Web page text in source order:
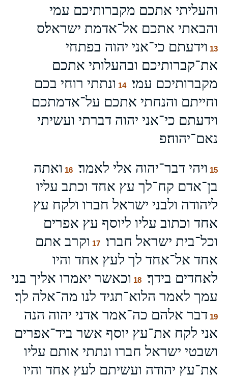
והעליתי אתכם מקברותיכם עמי
והבאתי אתכם אל־אדמת ישראל׃ס
13 וידעתם כי־אני יהוה בפתחי
את־קברותיכם ובהעלותי אתכם
מקברותיכם עמי׃
14 ונתתי רוחי בכם
וחייתם והנחתי אתכם על־אדמתכם
וידעתם כי־אני יהוה דברתי ועשיתי
נאם־יהוה׃פ
15 ויהי דבר־יהוה אלי לאמר׃ 16 ואתה
בן־אדם קח־לך עץ אחד וכתב עליו
ליהודה ולבני ישראל חברו ולקח עץ
אחד וכתוב עליו ליוסף עץ אפרים
וכל־בית ישראל חברו׃
17 וקרב אתם
אחד אל־אחד לך לעץ אחד והיו
לאחדים בידך׃
18 וכאשר יאמרו אליך בני
עמך לאמר הלוא־תגיד לנו מה־אלה לך׃
19 דבר אלהם כה־אמר אדני יהוה הנה
אני לקח את־עץ יוסף אשר ביד־אפרים
ושבטי ישראל חברו ונתתי אותם עליו
את־עץ יהודה ועשיתם לעץ אחד והיו